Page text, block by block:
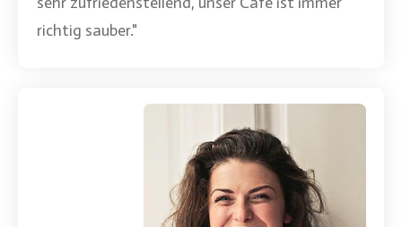
richtig sauber."